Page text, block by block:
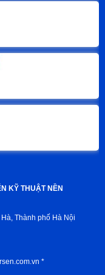
KỸ THUẬT NỀN
Thành phố Hà Nội
*